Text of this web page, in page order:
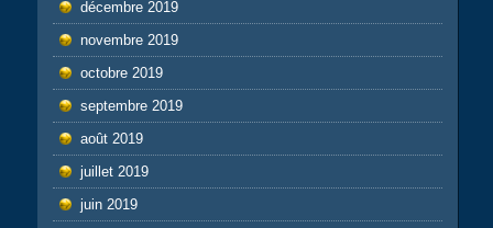
décembre 2019
novembre 2019
octobre 2019
septembre 2019
août 2019
juillet 2019
juin 2019